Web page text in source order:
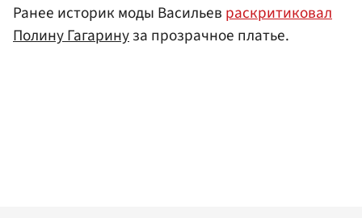
Ранее историк моды Васильев раскритиковал
Полину Гагаринуза прозрачное платье.